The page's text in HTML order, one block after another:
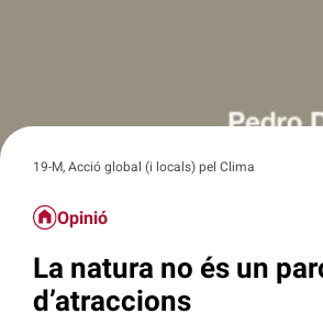
19-M, Acció global (i locals) pel Clima
Opinió
La natura no és un
d’atraccions